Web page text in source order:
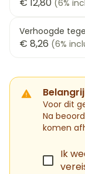
(6%
Verhoogde
€ 8,26 (6%
Voor dit
Na
komen
Ik